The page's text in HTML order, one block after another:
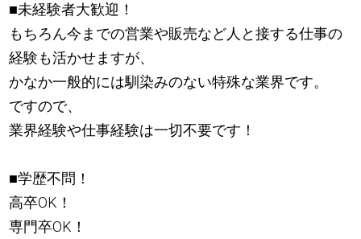
■未経験者大歓迎！
もちろん今までの営業や販売など人と接する仕事の
経験も活かせますが、
かなか一般的には馴染みのない特殊な業界です。
ですので、
業界経験や仕事経験は一切不要です！
■学歴不問！
高卒OK！
専門卒OK！